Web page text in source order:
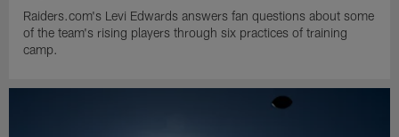
Raiders.com's Levi Edwards answers fan questions about some
of the team's rising players through six practices of training
camp.